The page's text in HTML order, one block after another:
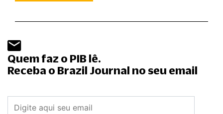
Quem faz o PIB lê.
Receba o Brazil Journal no seu email